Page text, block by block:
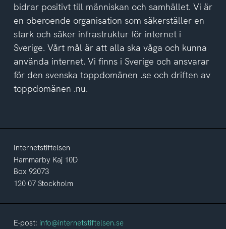
bidrar positivt till människan och samhället. Vi är
en oberoende organisation som säkerställer en
stark och säker infrastruktur för internet i
Sverige. Vårt mål är att alla ska våga och kunna
använda internet. Vi finns i Sverige och ansvarar
för den svenska toppdomänen .se och driften av
toppdomänen .nu.
Internetstiftelsen
Hammarby Kaj 10D
Box 92073
120 07 Stockholm
E-post: info@internetstiftelsen.se